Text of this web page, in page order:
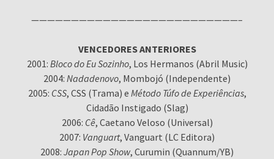
——————————————————————————–
VENCEDORES ANTERIORES
2001: Bloco do Eu Sozinho, Los Hermanos (Abril Music)
2004: Nadadenovo, Mombojó (Independente)
2005: CSS, CSS (Trama) e Método Túfo de Experiências,
Cidadão Instigado (Slag)
2006: Cê, Caetano Veloso (Universal)
2007: Vanguart, Vanguart (LC Editora)
2008: Japan Pop Show, Curumin (Quannum/YB)